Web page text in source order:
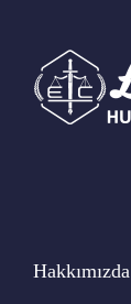
Hakkımızda